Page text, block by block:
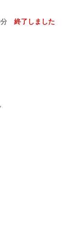
分 終了しました